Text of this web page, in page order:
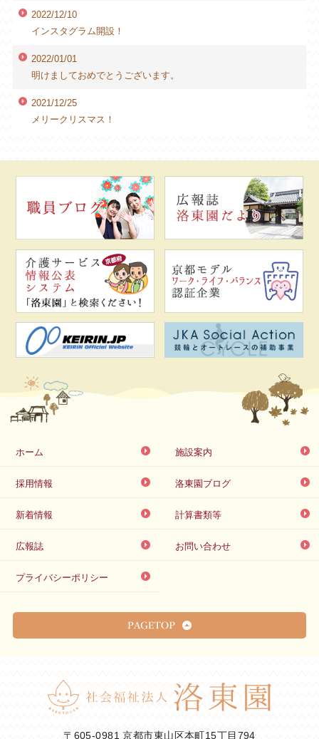
2022/12/10
インスタグラム開設！
2022/01/01
明けましておめでとうございます。
2021/12/25
メリークリスマス！
ホーム 施設案内
採用情報 洛東園ブログ
新着情報 計算書類等
広報誌 お問い合わせ
プライバシーポリシー
〒605-0981 京都市東山区本町15丁目794